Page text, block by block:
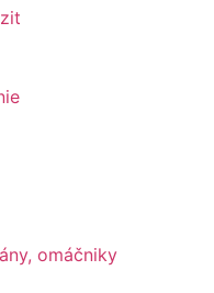
omáčniky